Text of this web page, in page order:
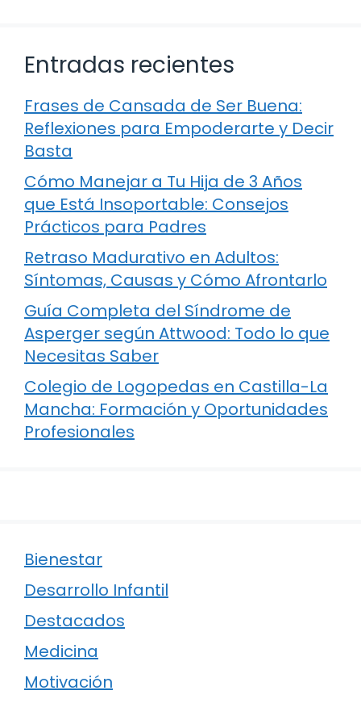
Entradas recientes
Frases de Cansada de Ser Buena:
Reflexiones para Empoderarte y Decir
Basta
Cómo Manejar a Tu Hija de 3 Años
que Está Insoportable: Consejos
Prácticos para Padres
Retraso Madurativo en Adultos:
Síntomas, Causas y Cómo Afrontarlo
Guía Completa del Síndrome de
Asperger según Attwood: Todo lo que
Necesitas Saber
Colegio de Logopedas en Castilla-La
Mancha: Formación y Oportunidades
Profesionales
Bienestar
Desarrollo Infantil
Destacados
Medicina
Motivación